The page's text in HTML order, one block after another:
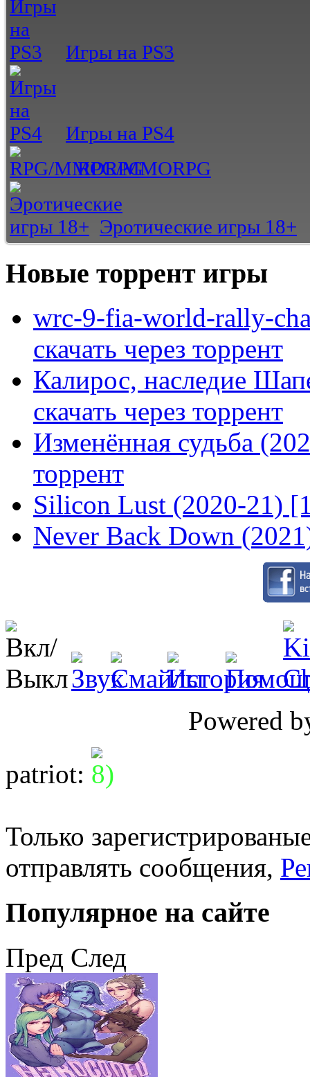
Игры на PS3
Игры на PS4
RPG/MMORPG
Эротические игры 18+
Новые торрент игры
wrc-9-fia-world-rally-
скачать через торрент
Калирос, наследие
скачать через торрент
Изменённая судьба
торрент
Silicon Lust (2020-21)
Never Back Down
Powered
patriot:
Только
отправлять сообщения,
Популярное на сайте
Пред След